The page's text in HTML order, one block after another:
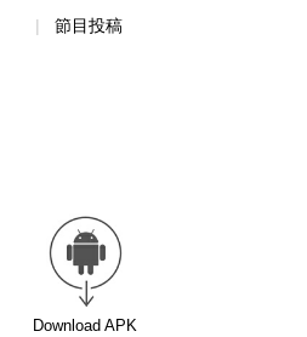
節目投稿
Download APK